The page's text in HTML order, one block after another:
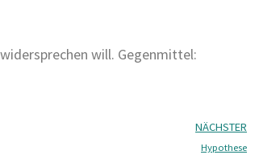
will. Gegenmittel:
NÄCHSTER
Hypothese